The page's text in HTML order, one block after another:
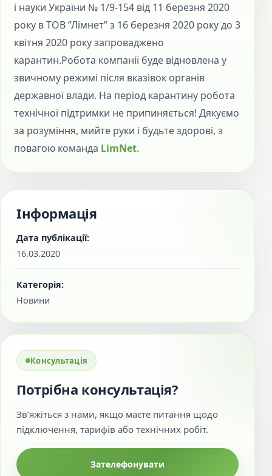
і науки України № 1/9-154 від 11 березня 2020
року в ТОВ ”Лімнет” з 16 березня 2020 року до 3
квітня 2020 року запроваджено
карантин.Робота компанії буде відновлена у
звичному режимі після вказівок органів
державної влади. На період карантину робота
технічної підтримки не припиняється! Дякуємо
за розуміння, мийте руки і будьте здорові, з
повагою команда LimNet.
Інформація
Дата публікації:
16.03.2020
Категорія:
Новини
Консультація
Потрібна консультація?
Зв’яжіться з нами, якщо маєте питання щодо
підключення, тарифів або технічних робіт.
Зателефонувати